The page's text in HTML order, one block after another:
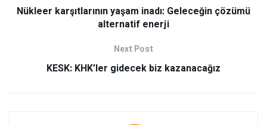
Nükleer karşıtlarının yaşam inadı: Geleceğin çözümü
alternatif enerji
Next Post
KESK: KHK’ler gidecek biz kazanacağız